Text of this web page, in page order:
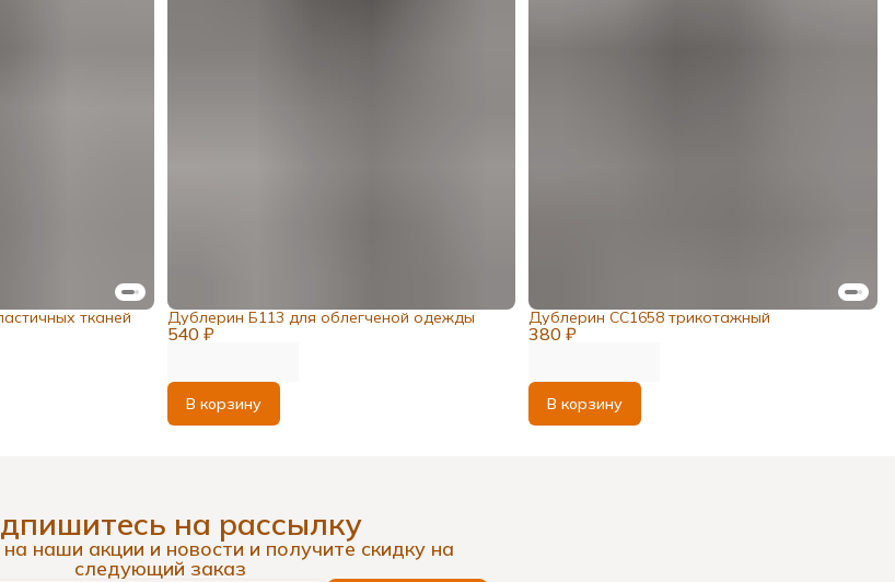
тканей
540 ₽
Дублерин Б113 для облегченой одежды
В корзину
380 ₽
Дублерин СС1658 трикотажный
В корзину
на рассылку
наши акции и новости и получите скидку на
следующий заказ